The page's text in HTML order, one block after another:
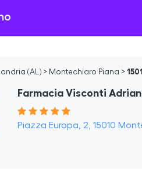
(AL) > Montechiaro Piana >
Farmacia Visconti
Piazza Europa, 2, 15010